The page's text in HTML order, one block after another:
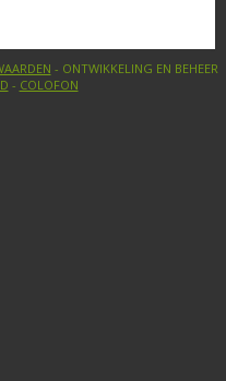
- ONTWIKKELING EN BEHEER
- COLOFON